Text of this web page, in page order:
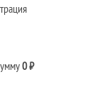
0 ₽